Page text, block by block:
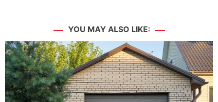
YOU MAY ALSO LIKE: